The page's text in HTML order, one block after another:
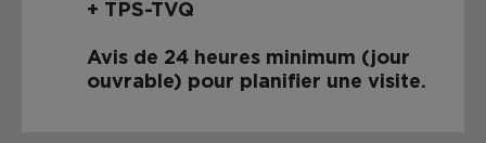
+ TPS-TVQ
Avis de 24 heures minimum (jour
ouvrable) pour planifier une visite.